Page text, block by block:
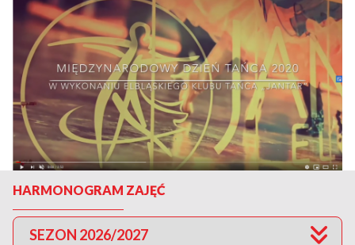
HARMONOGRAM ZAJĘĆ
SEZON 2026/2027